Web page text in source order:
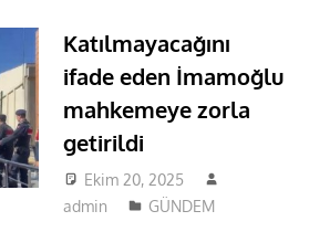
Katılmayacağını
ifade eden İmamoğlu
mahkemeye zorla
getirildi
Ekim 20, 2025
admin
GÜNDEM